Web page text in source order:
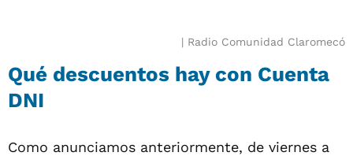
Radio Comunidad Claromecó
Qué descuentos hay con Cuenta
DNI
Como anunciamos anteriormente, de viernes a